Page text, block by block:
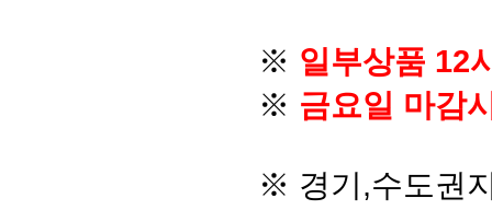
※ 일부상품 12
※ 금요일 마감
※ 경기,수도권